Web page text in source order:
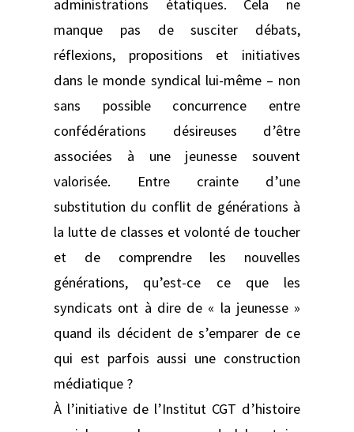
administrations étatiques. Cela ne
manque pas de susciter débats,
réflexions, propositions et initiatives
dans le monde syndical lui-même – non
sans possible concurrence entre
confédérations désireuses d’être
associées à une jeunesse souvent
valorisée. Entre crainte d’une
substitution du conflit de générations à
la lutte de classes et volonté de toucher
et de comprendre les nouvelles
générations, qu’est-ce ce que les
syndicats ont à dire de « la jeunesse »
quand ils décident de s’emparer de ce
qui est parfois aussi une construction
médiatique ?
À l’initiative de l’Institut CGT d’histoire